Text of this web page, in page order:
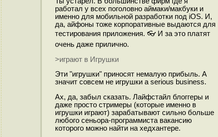
работал у всех поголовно аймаки/макбуки и
именно для мобильной разработки под iOS. И,
да, айфоны тоже корпоративные выдаются для
тестирования приложения. 👓 И за это платят
очень даже прилично.
>играют в Игрушки
Эти "игрушки" приносят немалую прибыль. А
значит совсем не игрушки а serious business.
Ах, да, забыл сказать. Лайфстайл блоггеры и
даже просто стримеры (которые именно в
игрушки играют) зарабатывают сильно больше
любого сеньора-программиста вакансию
которого можно найти на хедхантере.